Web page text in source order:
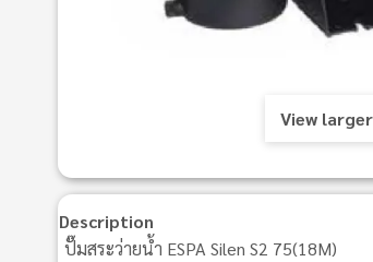
View larger
Description
ปั๊มสระว่ายน้ำ ESPA Silen S2 75(18M)